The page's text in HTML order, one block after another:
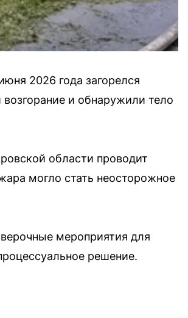
2026 года загорелся
и обнаружили тело
области проводит
могло стать неосторожное
мероприятия для
решение.